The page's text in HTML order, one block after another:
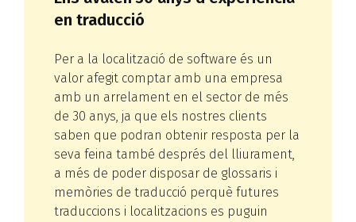
en traducció
Per a la localització de software és un
valor afegit comptar amb una empresa
amb un arrelament en el sector de més
de 30 anys, ja que els nostres clients
saben que podran obtenir resposta per la
seva feina també després del lliurament,
a més de poder disposar de glossaris i
memòries de traducció perquè futures
traduccions i localitzacions es puguin